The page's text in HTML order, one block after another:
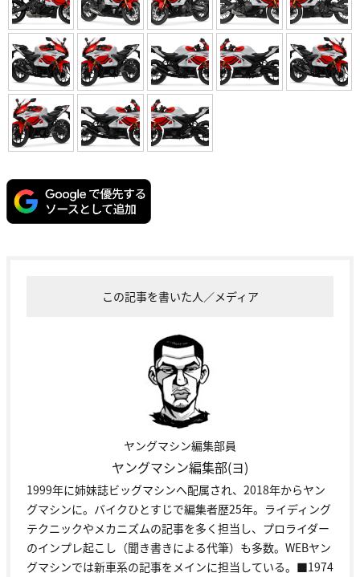
この記事を書いた人／メディア
ヤングマシン編集部員
ヤングマシン編集部(ヨ)
1999年に姉妹誌ビッグマシンへ配属され、2018年からヤン
グマシンに。バイクひとすじで編集者歴25年。ライディング
テクニックやメカニズムの記事を多く担当し、プロライダー
のインプレ起こし（聞き書きによる代筆）も多数。WEBヤン
グマシンでは新車系の記事をメインに担当している。■1974